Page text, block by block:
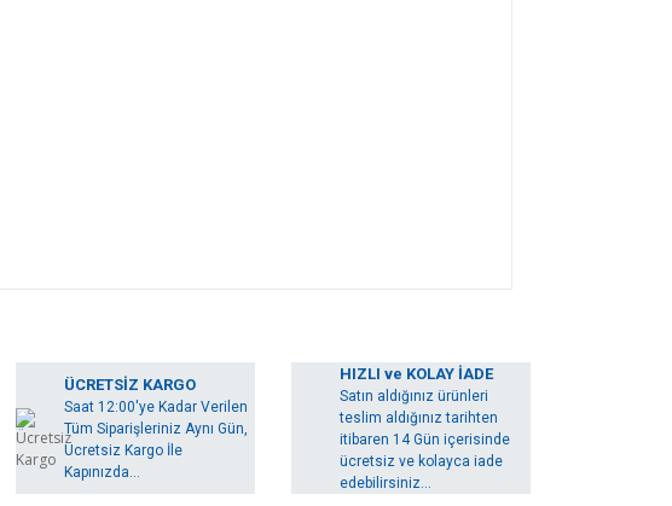
ÜCRETSİZ KARGO
Saat 12:00'ye Kadar Verilen
Tüm Siparişleriniz Aynı Gün,
Ücretsiz Kargo İle
Kapınızda...
HIZLI ve KOLAY İADE
Satın aldığınız ürünleri
teslim aldığınız tarihten
itibaren 14 Gün içerisinde
ücretsiz ve kolayca iade
edebilirsiniz...